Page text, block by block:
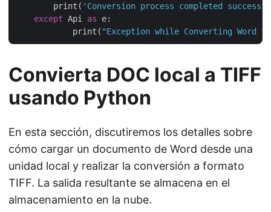
        print(
'Conversion process completed
except Api as e:
            print(
"Exception while Converting Word
Convierta DOC local a TIFF
usando Python
En esta sección, discutiremos los detalles sobre
cómo cargar un documento de Word desde una
unidad local y realizar la conversión a formato
TIFF. La salida resultante se almacena en el
almacenamiento en la nube.